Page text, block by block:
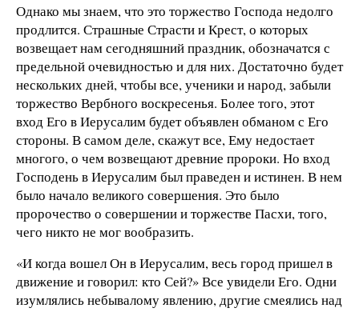
Однако мы знаем, что это торжество Господа недолго
продлится. Страшные Страсти и Крест, о которых
возвещает нам сегодняшний праздник, обозначатся с
предельной очевидностью и для них. Достаточно будет
нескольких дней, чтобы все, ученики и народ, забыли
торжество Вербного воскресенья. Более того, этот
вход Его в Иерусалим будет объявлен обманом с Его
стороны. В самом деле, скажут все, Ему недостает
многого, о чем возвещают древние пророки. Но вход
Господень в Иерусалим был праведен и истинен. В нем
было начало великого совершения. Это было
пророчество о совершении и торжестве Пасхи, того,
чего никто не мог вообразить.
«И когда вошел Он в Иерусалим, весь город пришел в
движение и говорил: кто Сей?» Все увидели Его. Одни
изумлялись небывалому явлению, другие смеялись над